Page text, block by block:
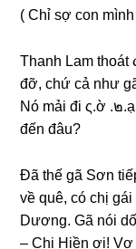
( Chỉ ѕợ con
Thanh Lam thoát
đỡ, chứ cả như
Nó mải đi ς.ờ .๒
đến đâu?
Đã thế ɡã Sơn
về quê, có chị
Dương. Gã nói
– Chị Hiền ơi! Vợ